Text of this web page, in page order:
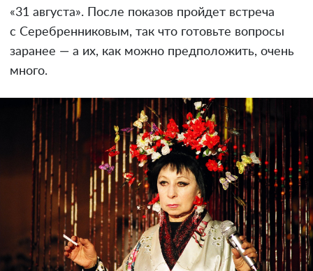
«31 августа». После показов пройдет встреча
с Серебренниковым, так что готовьте вопросы
заранее — а их, как можно предположить, очень
много.